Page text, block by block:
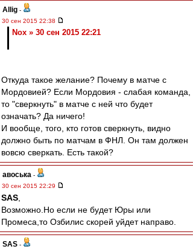
Allig -
30 сен 2015 22:38
Nox » 30 сен 2015 22:21
Откуда такое желание? Почему в матче с
Мордовией? Если Мордовия - слабая команда,
то "сверкнуть" в матче с ней что будет
означать? Да ничего!
И вообще, того, кто готов сверкнуть, видно
должно быть по матчам в ФНЛ. Он там должен
вовсю сверкать. Есть такой?
авоська -
30 сен 2015 22:29
SAS
Возможно.Но если не будет Юры или
Промеса,то Озбилис скорей уйдет направо.
SAS -